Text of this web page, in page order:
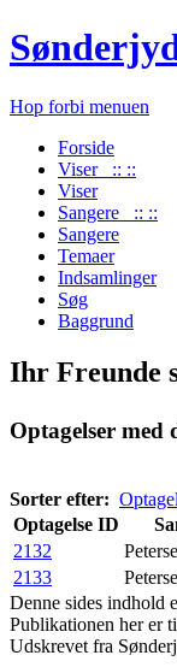
Hop forbi menuen
Forside
Viser :: ::
Viser
Sangere :: ::
Sangere
Temaer
Indsamlinger
Søg
Baggrund
Ihr Freunde
Optagelser med
Sorter efter:
Optagelse ID
2132
2133
Denne sides indhold
Publikationen her er
Udskrevet fra